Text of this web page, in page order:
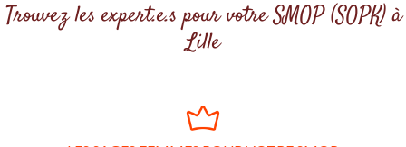
Trouvez les expert.e.s pour votre SMOP (SOPK) à
Lille